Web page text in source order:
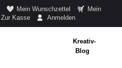
Mein Wunschzettel
Mein
Zur Kasse Anmelden
Kreativ-
Blog